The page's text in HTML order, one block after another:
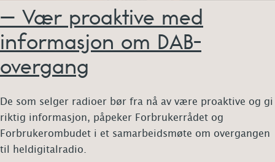
– Vær proaktive med
informasjon om DAB-
overgang
De som selger radioer bør fra nå av være proaktive og gi
riktig informasjon, påpeker Forbrukerrådet og
Forbrukerombudet i et samarbeidsmøte om overgangen
til heldigitalradio.